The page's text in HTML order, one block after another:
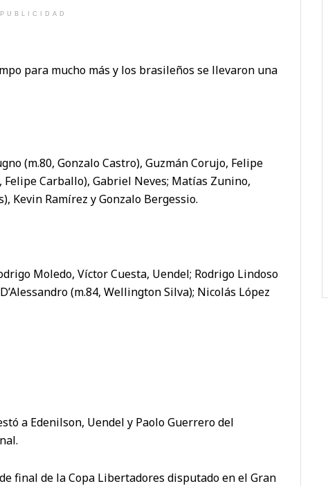
PUBLICIDAD
para mucho más y los brasileños se llevaron una
(m.80, Gonzalo Castro), Guzmán Corujo, Felipe
Felipe Carballo), Gabriel Neves; Matías Zunino,
Kevin Ramírez y Gonzalo Bergessio.
Moledo, Víctor Cuesta, Uendel; Rodrigo Lindoso
(m.84, Wellington Silva); Nicolás López
a Edenilson, Uendel y Paolo Guerrero del
final de la Copa Libertadores disputado en el Gran